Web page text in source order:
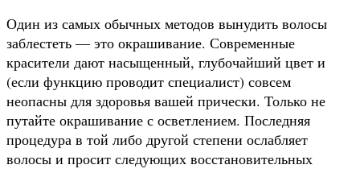
Один из самых обычных методов вынудить волосы
заблестеть — это окрашивание. Современные
красители дают насыщенный, глубочайший цвет и
(если функцию проводит специалист) совсем
неопасны для здоровья вашей прически. Только не
путайте окрашивание с осветлением. Последняя
процедура в той либо другой степени ослабляет
волосы и просит следующих восстановительных